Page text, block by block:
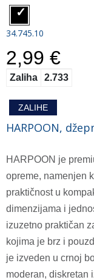
34.745.10
2,99 €
Zaliha 2.733
ZALIHE
HARPOON,
HARPOON je
opreme, namenjen
praktičnost u
dimenzijama i
izuzetno praktičan
kojima je brz i
je izveden u crnoj
moderan, diskretan